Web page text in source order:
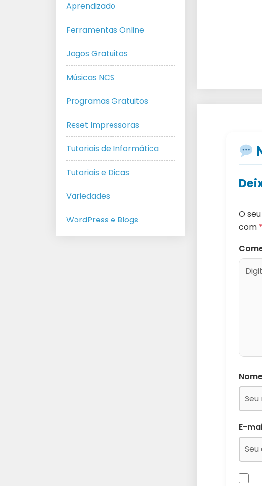
O
com *
Nome
E-
Aprendizado
Ferramentas Online
Jogos Gratuitos
Músicas NCS
Programas Gratuitos
Reset Impressoras
Tutoriais de Informática
Tutoriais e Dicas
Variedades
WordPress e Blogs